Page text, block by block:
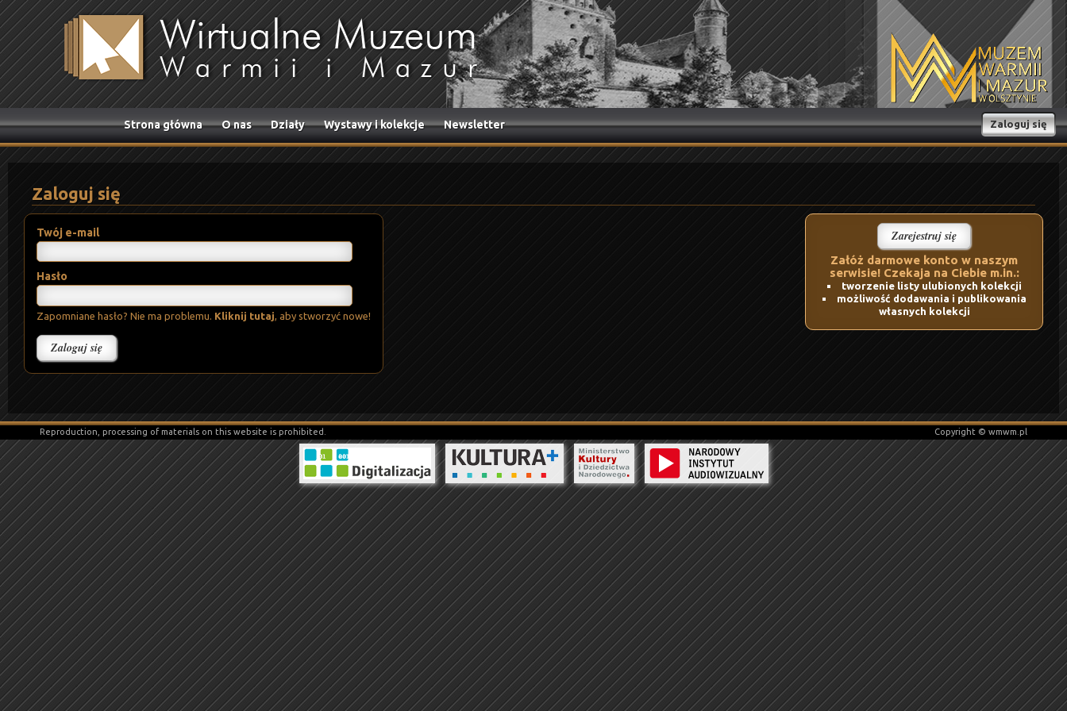
Strona główna O nas Działy Wystawy i kolekcje Newsletter Zaloguj się
Zaloguj się
Twój e-mail
Hasło
Zapomniane hasło? Nie ma problemu. Kliknij tutaj , aby stworzyć nowe!
Zarejestruj się
Załóż darmowe konto w naszym
serwisie! Czekaja na Ciebie m.in.:
tworzenie listy ulubionych kolekcji
możliwość dodawania i publikowania
własnych kolekcji
Reproduction, processing of materials on this website is prohibited. Copyright © wmwm.pl